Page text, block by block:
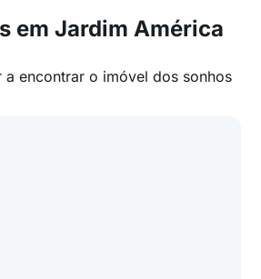
em Jardim América
a encontrar o imóvel dos sonhos